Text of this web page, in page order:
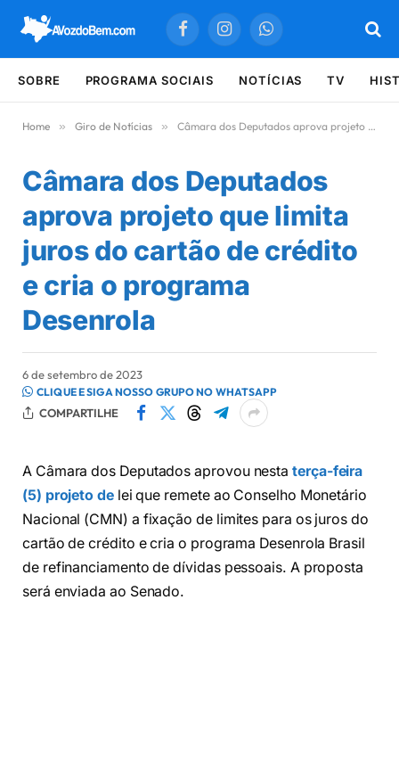
FacebookInstagramWhatsApp
SOBRE PROGRAMA SOCIAIS NOTÍCIAS TV
Home » Giro de Notícias » Câmara dos Deputados aprova projeto que limita juros do cartão de crédito e cria o programa Desenrola
Câmara dos Deputados
aprova projeto que limita
juros do cartão de crédito
e cria o programa
Desenrola
6 de setembro de 2023
CLIQUE E SIGA NOSSO GRUPO NO WHATSAPP
COMPARTILHE
A Câmara dos Deputados aprovou nestaterça-feira
(5) projeto delei que remete ao Conselho Monetário
Nacional (CMN) a fixação de limites para os juros do
cartão de crédito e cria o programa Desenrola Brasil
de refinanciamento de dívidas pessoais. A proposta
será enviada ao Senado.